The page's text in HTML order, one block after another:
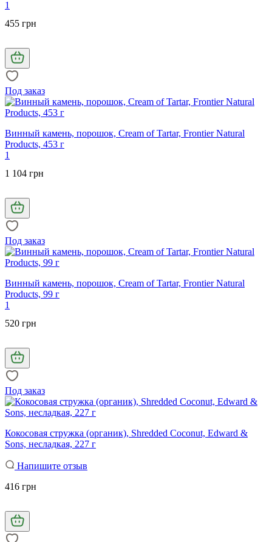
1
455 грн
Под заказ
Винный камень, порошок, Cream of Tartar, Frontier Natural
Products, 453 г
1
1 104 грн
Под заказ
Винный камень, порошок, Cream of Tartar, Frontier Natural
Products, 99 г
1
520 грн
Под заказ
Кокосовая стружка (органик), Shredded Coconut, Edward &
Sons, несладкая, 227 г
Напишите отзыв
416 грн